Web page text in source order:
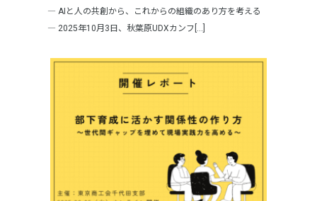
― AIと人の共創から、これからの組織のあり方を考える
― 2025年10月3日、秋葉原UDXカンフ[...]